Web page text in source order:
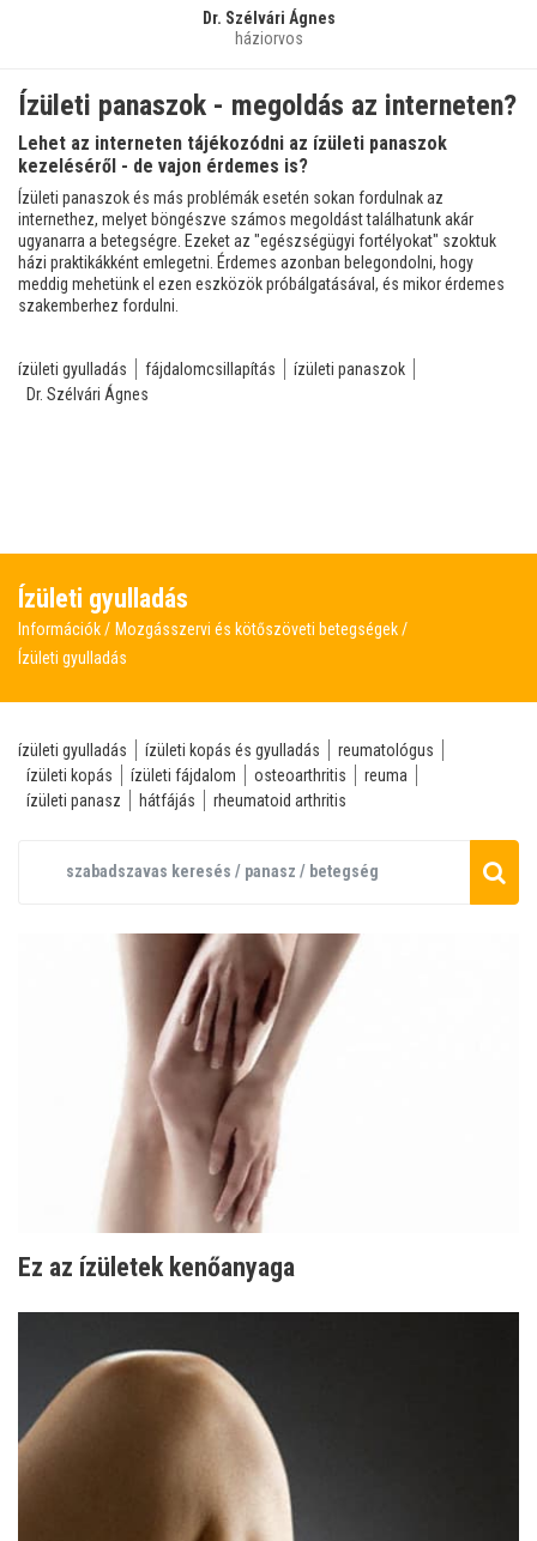
Dr. Szélvári Ágnes
háziorvos
Ízületi panaszok - megoldás az interneten?
Lehet az interneten tájékozódni az ízületi panaszok
kezeléséről - de vajon érdemes is?
Ízületi panaszok és más problémák esetén sokan fordulnak az
internethez, melyet böngészve számos megoldást találhatunk akár
ugyanarra a betegségre. Ezeket az "egészségügyi fortélyokat" szoktuk
házi praktikákként emlegetni. Érdemes azonban belegondolni, hogy
meddig mehetünk el ezen eszközök próbálgatásával, és mikor érdemes
szakemberhez fordulni.
ízületi gyulladás fájdalomcsillapítás
ízületi panaszok
Dr. Szélvári Ágnes
Ízületi gyulladás
Információk
Mozgásszervi és kötőszöveti betegségek
Ízületi gyulladás
ízületi gyulladás ízületi kopás és gyulladás
reumatológus
ízületi kopás
ízületi fájdalom osteoarthritis
reuma
ízületi panasz
hátfájás rheumatoid arthritis
Ez az ízületek kenőanyaga